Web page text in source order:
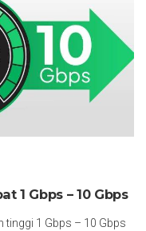
1 Gbps – 10 Gbps
tinggi 1 Gbps – 10 Gbps